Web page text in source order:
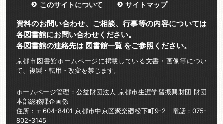
このサイトについて サイトマップ
資料のお問い合わせ、ご相談、行事等の内容については
各図書館にお問い合わせください。
各図書館の連絡先は 図書館一覧をご参照ください。
京都市図書館ホームページに掲載している文書・画像等につい
て、複製・転用・改変を禁じます。
ホームページ管理：公益財団法人 京都市生涯学習振興財団 財団
本部総務課企画係
住所：〒604-8401 京都市中京区聚楽廻松下町9-2 電話：075-
802-3145